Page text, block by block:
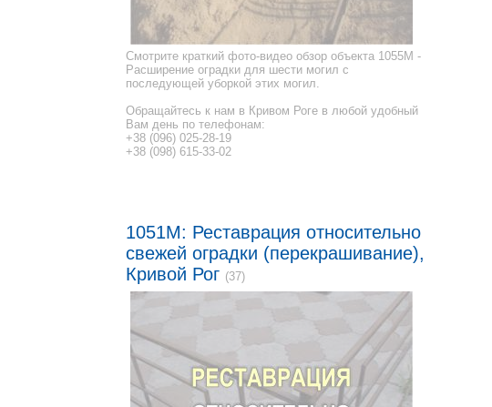
Смотрите краткий фото-видео обзор объекта 1055M -
Расширение оградки для шести могил с
последующей уборкой этих могил.
Обращайтесь к нам в Кривом Роге в любой удобный
Вам день по телефонам:
+38 (096) 025-28-19
+38 (098) 615-33-02
1051M: Реставрация относительно
свежей оградки (перекрашивание),
Кривой Рог (37)